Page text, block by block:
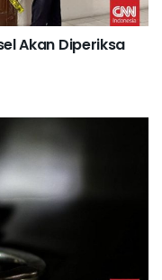
Akan Diperiksa